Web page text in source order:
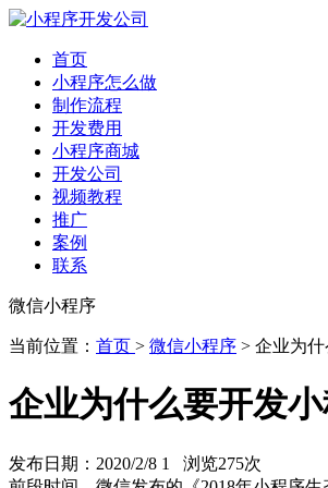
首页
小程序怎么做
制作流程
开发费用
小程序商城
开发公司
视频教程
推广
案例
联系
微信小程序
当前位置： 首页 > 微信小程序 > 企业为
企业为什么要开发
发布日期：2020/2/8 1 浏览275次